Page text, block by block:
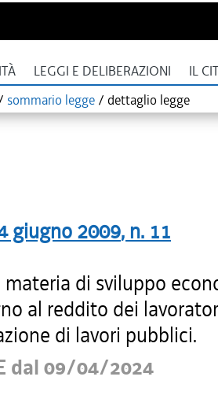
LEGGI E DELIBERAZIONI IL
sommario legge / dettaglio legge
giugno 2009, n. 11
di sviluppo
al reddito dei
di lavori pubblici.
dal 09/04/2024